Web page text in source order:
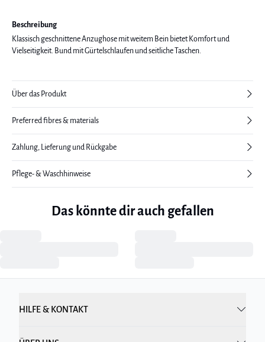
Beschreibung
Klassisch geschnittene Anzughose mit weitem Bein bietet Komfort und
Vielseitigkeit. Bund mit Gürtelschlaufen und seitliche Taschen.
Über das Produkt
Preferred fibres & materials
Zahlung, Lieferung und Rückgabe
Pflege- & Waschhinweise
Das könnte dir auch gefallen
HILFE & KONTAKT